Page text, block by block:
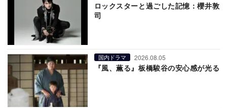
ロックスターと過ごした記憶：櫻井敦
司
国内ドラマ 2026.08.05
『風、薫る』板橋駿谷の安心感が光る